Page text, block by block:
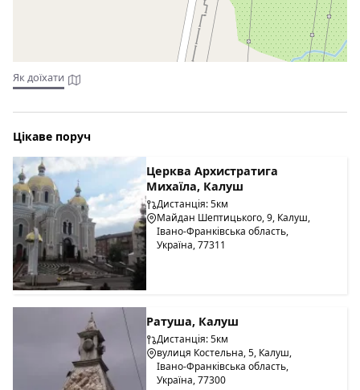
Як доїхати
Цікаве поруч
Церква Архистратига
Михаїла, Калуш
Дистанція: 5км
Майдан Шептицького, 9, Калуш,
Івано-Франківська область,
Україна, 77311
Ратуша, Калуш
Дистанція: 5км
вулиця Костельна, 5, Калуш,
Івано-Франківська область,
Україна, 77300